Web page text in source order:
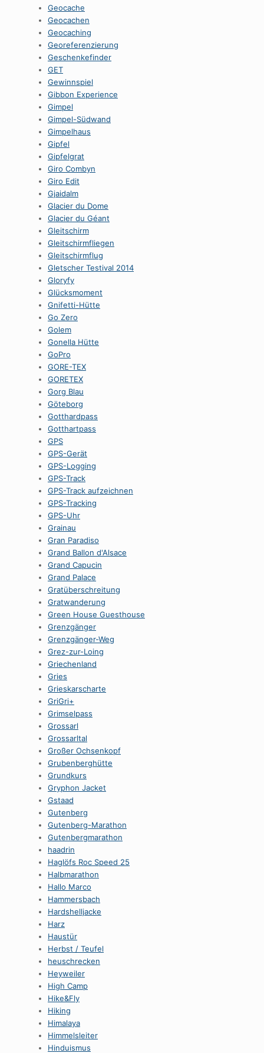
Geocache
Geocachen
Geocaching
Georeferenzierung
Geschenkefinder
GET
Gewinnspiel
Gibbon Experience
Gimpel
Gimpel-Südwand
Gimpelhaus
Gipfel
Gipfelgrat
Giro Combyn
Giro Edit
Gjaidalm
Glacier du Dome
Glacier du Géant
Gleitschirm
Gleitschirmfliegen
Gleitschirmflug
Gletscher Testival 2014
Gloryfy
Glücksmoment
Gnifetti-Hütte
Go Zero
Golem
Gonella Hütte
GoPro
GORE-TEX
GORETEX
Gorg Blau
Göteborg
Gotthardpass
Gotthartpass
GPS
GPS-Gerät
GPS-Logging
GPS-Track
GPS-Track aufzeichnen
GPS-Tracking
GPS-Uhr
Grainau
Gran Paradiso
Grand Ballon d'Alsace
Grand Capucin
Grand Palace
Gratüberschreitung
Gratwanderung
Green House Guesthouse
Grenzgänger
Grenzgänger-Weg
Grez-zur-Loing
Griechenland
Gries
Grieskarscharte
GriGri+
Grimselpass
Grossarl
Grossarltal
Großer Ochsenkopf
Grubenberghütte
Grundkurs
Gryphon Jacket
Gstaad
Gutenberg
Gutenberg-Marathon
Gutenbergmarathon
haadrin
Haglöfs Roc Speed 25
Halbmarathon
Hallo Marco
Hammersbach
Hardshelljacke
Harz
Haustür
Herbst / Teufel
heuschrecken
Heyweiler
High Camp
Hike&Fly
Hiking
Himalaya
Himmelsleiter
Hinduismus